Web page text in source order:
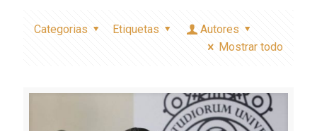
Categorias Etiquetas
Autores
Mostrar todo